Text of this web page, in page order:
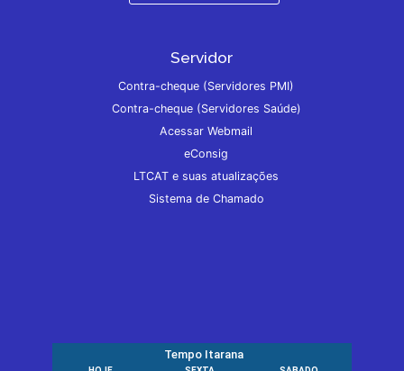
Servidor
Contra-cheque (Servidores PMI)
Contra-cheque (Servidores Saúde)
Acessar Webmail
eConsig
LTCAT e suas atualizações
Sistema de Chamado